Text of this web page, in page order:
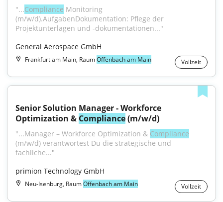
"...Compliance Monitoring
(m/w/d).AufgabenDokumentation: Pflege der
Projektunterlagen und -dokumentationen..."
General Aerospace GmbH
Frankfurt am Main, RaumOffenbach am Main Vollzeit
Senior Solution Manager - Workforce
Optimization & Compliance (m/w/d)
"...Manager – Workforce Optimization & Compliance
(m/w/d) verantwortest Du die strategische und
fachliche..."
primion Technology GmbH
Neu-Isenburg, RaumOffenbach am Main Vollzeit